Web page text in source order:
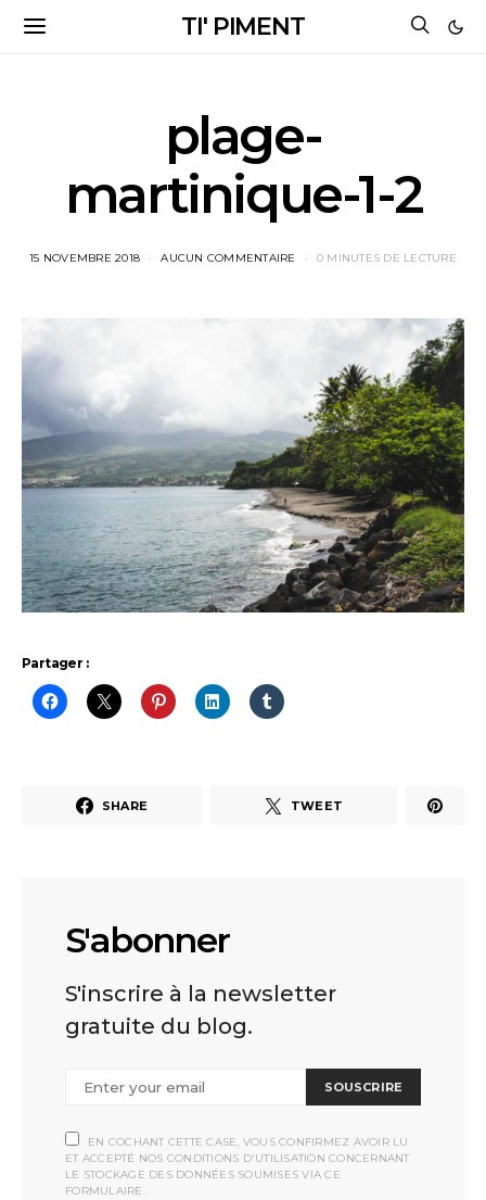
TI' PIMENT
plage-
martinique-1-2
15 NOVEMBRE 2018 AUCUN COMMENTAIRE 0 MINUTES DE LECTURE
Partager :
SHARE TWEET
S'abonner
S'inscrire à la newsletter
gratuite du blog.
SOUSCRIRE
EN COCHANT CETTE CASE, VOUS CONFIRMEZ AVOIR LU
ET ACCEPTÉ NOS CONDITIONS D'UTILISATION CONCERNANT
LE STOCKAGE DES DONNÉES SOUMISES VIA CE
FORMULAIRE.